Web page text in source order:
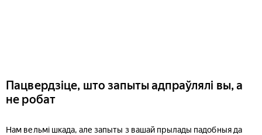
Пацвердзіце, што запыты адпраўлялі вы, а
не робат
Нам вельмі шкада, але запыты з вашай прылады падобныя да